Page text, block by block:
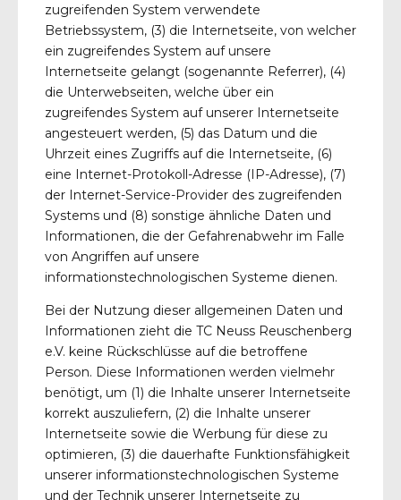
zugreifenden System verwendete
Betriebssystem, (3) die Internetseite, von welcher
ein zugreifendes System auf unsere
Internetseite gelangt (sogenannte Referrer), (4)
die Unterwebseiten, welche über ein
zugreifendes System auf unserer Internetseite
angesteuert werden, (5) das Datum und die
Uhrzeit eines Zugriffs auf die Internetseite, (6)
eine Internet-Protokoll-Adresse (IP-Adresse), (7)
der Internet-Service-Provider des zugreifenden
Systems und (8) sonstige ähnliche Daten und
Informationen, die der Gefahrenabwehr im Falle
von Angriffen auf unsere
informationstechnologischen Systeme dienen.
Bei der Nutzung dieser allgemeinen Daten und
Informationen zieht die TC Neuss Reuschenberg
e.V. keine Rückschlüsse auf die betroffene
Person. Diese Informationen werden vielmehr
benötigt, um (1) die Inhalte unserer Internetseite
korrekt auszuliefern, (2) die Inhalte unserer
Internetseite sowie die Werbung für diese zu
optimieren, (3) die dauerhafte Funktionsfähigkeit
unserer informationstechnologischen Systeme
und der Technik unserer Internetseite zu